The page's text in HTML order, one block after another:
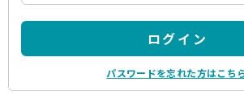
ログイン
パスワードを忘れた方はこち